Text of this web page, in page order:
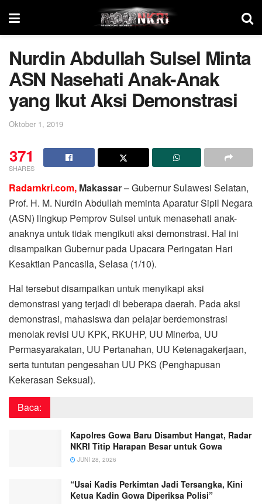
Nurdin Abdullah Sulsel Minta
ASN Nasehati Anak-Anak
yang Ikut Aksi Demonstrasi
Oktober 1, 2019
371
SHARES
Radarnkri.com, Makassar– Gubernur Sulawesi Selatan,
Prof. H. M. Nurdin Abdullah meminta Aparatur Sipil Negara
(ASN) lingkup Pemprov Sulsel untuk menasehati anak-
anaknya untuk tidak mengikuti aksi demonstrasi. Hal ini
disampaikan Gubernur pada Upacara Peringatan Hari
Kesaktian Pancasila, Selasa (1/10).
Hal tersebut disampaikan untuk menyikapi aksi
demonstrasi yang terjadi di beberapa daerah. Pada aksi
demonstrasi, mahasiswa dan pelajar berdemonstrasi
menolak revisi UU KPK, RKUHP, UU Minerba, UU
Permasyarakatan, UU Pertanahan, UU Ketenagakerjaan,
serta tuntutan pengesahan UU PKS (Penghapusan
Kekerasan Seksual).
Baca:
Kapolres Gowa Baru Disambut Hangat, Radar
NKRI Titip Harapan Besar untuk Gowa
JUNI 28, 2026
“Usai Kadis Perkimtan Jadi Tersangka, Kini
Ketua Kadin Gowa Diperiksa Polisi”